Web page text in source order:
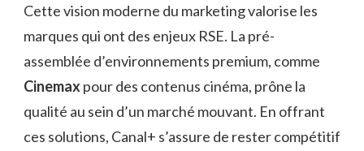
Cette vision moderne du marketing valorise les
marques qui ont des enjeux RSE. La pré-
assemblée d’environnements premium, comme
Cinemax pour des contenus cinéma, prône la
qualité au sein d’un marché mouvant. En offrant
ces solutions, Canal+ s’assure de rester compétitif